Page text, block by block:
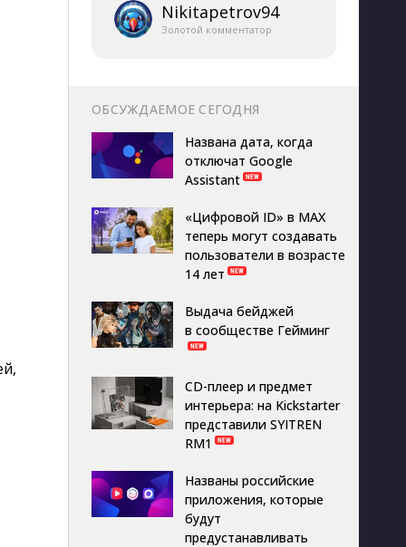
Nikitapetrov94
Золотой комментатор
ОБСУЖДАЕМОЕ СЕГОДНЯ
Названа дата, когда
отключат Google
Assistant
«Цифровой ID» в MAX
теперь могут создавать
пользователи в возрасте
14 лет
Выдача бейджей
в сообществе Гейминг
CD-плеер и предмет
интерьера: на Kickstarter
представили SYITREN
RM1
Названы российские
приложения, которые
будут
предустанавливать